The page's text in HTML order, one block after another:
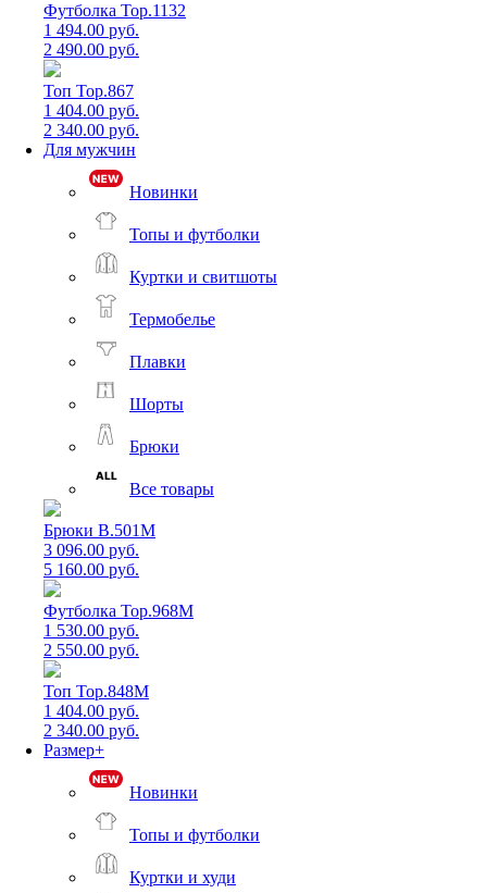
Футболка Top.1132
1 494.00 руб.
2 490.00 руб.
Топ Top.867
1 404.00 руб.
2 340.00 руб.
Для мужчин
Новинки
Топы и футболки
Куртки и свитшоты
Термобелье
Плавки
Шорты
Брюки
Все товары
Брюки B.501M
3 096.00 руб.
5 160.00 руб.
Футболка Top.968M
1 530.00 руб.
2 550.00 руб.
Топ Top.848M
1 404.00 руб.
2 340.00 руб.
Размер+
Новинки
Топы и футболки
Куртки и худи